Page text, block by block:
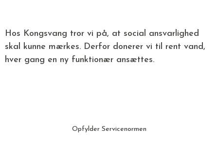
Hos Kongsvang tror vi på, at social ansvarlighed
skal kunne mærkes. Derfor donerer vi til rent vand,
hver gang en ny funktionær ansættes.
Opfylder Servicenormen